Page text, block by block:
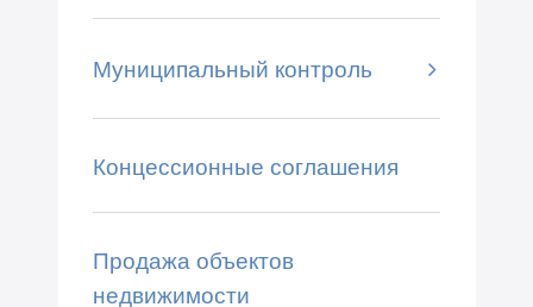
Муниципальный контроль
Концессионные соглашения
Продажа объектов
недвижимости